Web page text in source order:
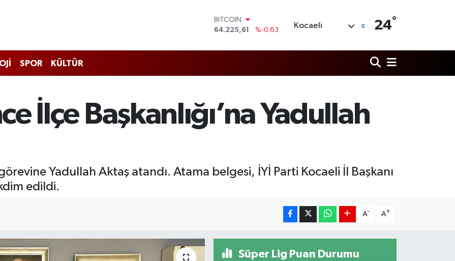
DOLAR
47,6704
%0
55,0406
%-0.08
BİST100
13.799
%70
BITCOIN
Kocaeli 24°
SPOR KÜLTÜR
İlçe Başkanlığı’na Yadullah
Yadullah Aktaş atandı. Atama belgesi, İYİ Parti Kocaeli İl Başkanı
edildi.
A- A+
Süper Lig Puan Durumu